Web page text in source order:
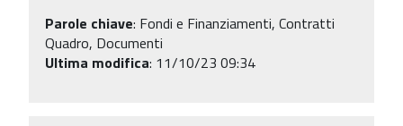
Parole chiave: Fondi e Finanziamenti, Contratti
Quadro, Documenti
Ultima modifica: 11/10/23 09:34